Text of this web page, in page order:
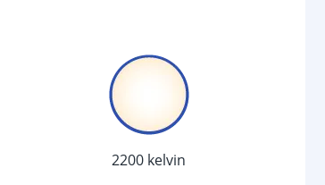
2200 kelvin